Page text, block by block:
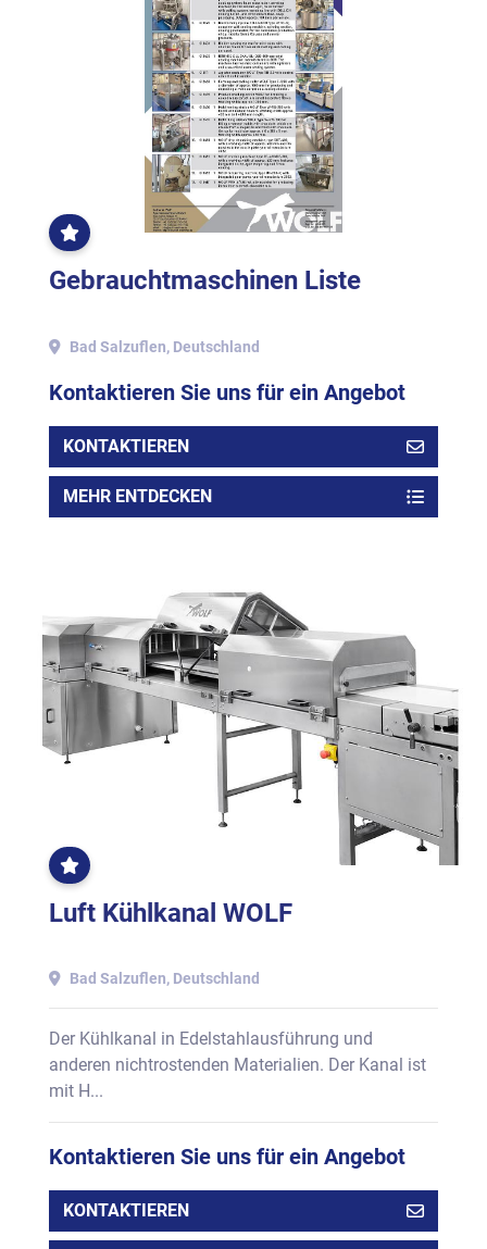
OFT
GEKLICKT
Gebrauchtmaschinen Liste
Bad Salzuflen, Deutschland
Kontaktieren Sie uns für ein Angebot
KONTAKTIEREN
MEHR ENTDECKEN
OFT
GEKLICKT
Luft Kühlkanal WOLF
Bad Salzuflen, Deutschland
Der Kühlkanal in Edelstahlausführung und
anderen nichtrostenden Materialien. Der Kanal ist
mit H...
Kontaktieren Sie uns für ein Angebot
KONTAKTIEREN